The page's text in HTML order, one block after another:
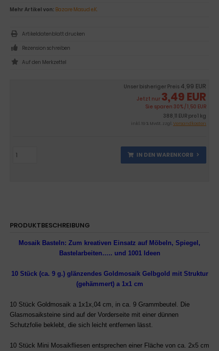
Unser bisheriger Preis 4,99 EUR
Jetzt nur 3,49 EUR
Sie sparen 30% / 1,50 EUR
388,11 EUR pro 1 kg
inkl. 19 % MwSt. zzgl.Versandkosten
IN DEN WARENKORB
Mehr Artikel von: Bazare Masud e.K.
Artikeldatenblatt drucken
Rezension schreiben
PRODUKTBESCHREIBUNG
Mosaik Basteln: Zum kreativen Einsatz auf Möbeln, Spiegel,
Bastelarbeiten….. und 1001 Ideen
10 Stück (ca. 9 g.)glänzendes Goldmosaik Gelbgold mit Struktur
(gehämmert) a 1x1 cm
10 Stück Goldmosaik a 1x1x,04 cm, in ca. 9 Grammbeutel. Die
Glasmosaiksteine sind auf der Vorderseite mit einer dünnen
Schutzfolie beklebt, die sich leicht entfernen lässt.
10 Stück Mini Mosaikfliesen entsprechen einer Fläche von ca. 2x5 cm